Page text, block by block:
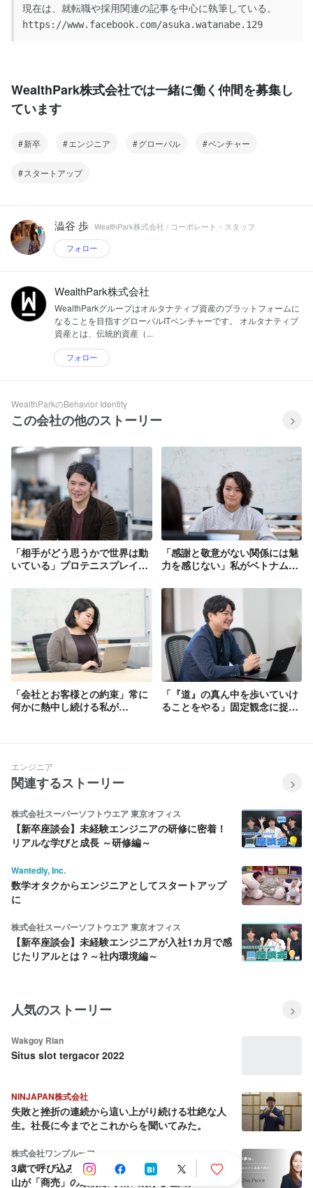
現在は、就転職や採用関連の記事を中心に執筆している。
https://www.facebook.com/asuka.watanabe.129
WealthPark株式会社では一緒に働く仲間を募集し
ています
新卒 エンジニア グローバル ベンチャー
スタートアップ
澁谷 歩 WealthPark株式会社 / コーポレート・スタッフ
フォロー
WealthPark株式会社
WealthParkグループはオルタナティブ資産のプラットフォームに
なることを目指すグローバルITベンチャーです。 オルタナティブ
資産とは、伝統的資産（...
フォロー
WealthParkのBehavior Identity
この会社の他のストーリー
「相手がどう思うかで世界は動
いている」プロテニスプレイヤ
いる“CUSTOMER CENTRIC”
「感謝と敬意がない関係には魅
力を感じない」私がベトナムで
と”APPRECIATION AND
RESPECT”
「会社とお客様との約束」常に
何かに熱中し続ける私が
「『道』の真ん中を歩いていけ
ることをやる」固定観念に捉わ
エンジニア
関連するストーリー
株式会社スーパーソフトウエア 東京オフィス
【新卒座談会】未経験エンジニアの研修に密着！
リアルな学びと成長 ～研修編～
Wantedly, Inc.
数学オタクからエンジニアとしてスタートアップ
に
株式会社スーパーソフトウエア 東京オフィス
【新卒座談会】未経験エンジニアが入社1カ月で感
じたリアルとは？～社内環境編～
人気のストーリー
Wakgoy Rian
Situs slot tergacor 2022
NINJAPAN株式会社
失敗と挫折の連続から這い上がり続ける壮絶な人
生。社長に今までとこれからを聞いてみた。
株式会社ワンプルーフ
3歳で呼び込み、18歳でEC開設。女性経営者・平
山が「商売」の最前線で戦い続ける理由。